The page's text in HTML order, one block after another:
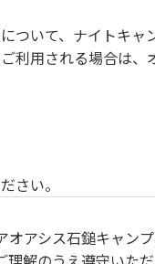
ついて、ナイトキ
利用される場合は、
さい。
オアシス⽯鎚キャン